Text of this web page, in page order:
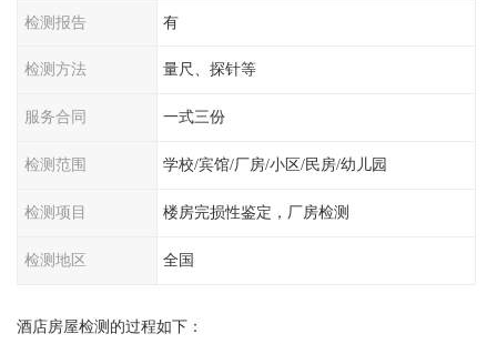
检测报告 有
检测方法 量尺、探针等
服务合同 一式三份
检测范围 学校/宾馆/厂房/小区/民房/幼儿园
检测项目 楼房完损性鉴定，厂房检测
检测地区 全国
酒店房屋检测的过程如下：